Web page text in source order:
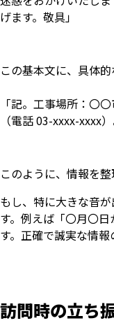
げます。敬具」
この基本文に、具体
「記。工事場所：〇
（電話 03-xxxx-xxxx
このように、情報を
もし、特に大きな音
す。例えば「〇月〇
す。正確で誠実な情
訪問時の立ち